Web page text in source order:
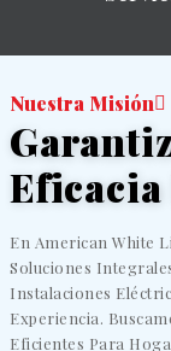
Nuestra Misión
Eficacia
En American White
Soluciones
Instalaciones
Experiencia.
Eficientes Para